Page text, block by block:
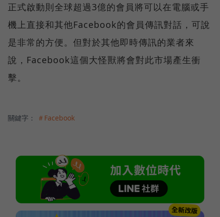
正式啟動則全球超過3億的會員將可以在電腦或手
機上直接和其他Facebook的會員傳訊對話，可說
是非常的方便。但對於其他即時傳訊的業者來
說，Facebook這個大怪獸將會對此市場產生衝
擊。
關鍵字： ＃Facebook